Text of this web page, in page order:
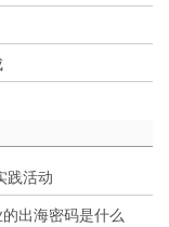
践活动
出海密码是什么